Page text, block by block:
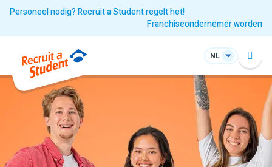
Personeel nodig? Recruit a Student regelt het!
Franchiseondernemer worden
NL